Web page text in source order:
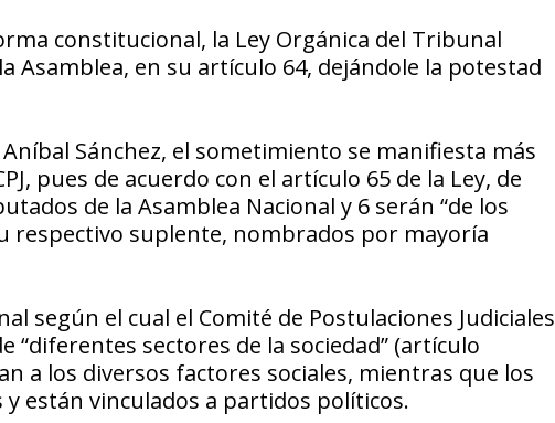
constitucional, la Ley Orgánica del Tribunal
Asamblea, en su artículo 64, dejándole la potestad
Sánchez, el sometimiento se manifiesta más
pues de acuerdo con el artículo 65 de la Ley, de
de la Asamblea Nacional y 6 serán “de los
respectivo suplente, nombrados por mayoría
según el cual el Comité de Postulaciones Judiciales
sectores de la sociedad” (artículo
a los diversos factores sociales, mientras que los
están vinculados a partidos políticos.